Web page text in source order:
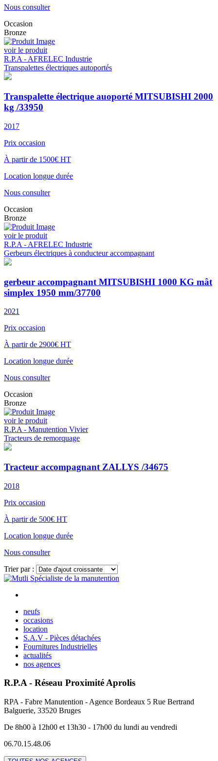
Nous consulter
Occasion
Bronze
voir le produit
R.P.A - AFRELEC Industrie
Transpalettes électriques autoportés
Transpalette électrique auoporté MITSUBISHI 2000
kg /33950
2017
Prix occasion
À partir de 1500€ HT
Location longue durée
Nous consulter
Occasion
Bronze
voir le produit
R.P.A - AFRELEC Industrie
Gerbeurs électriques à conducteur accompagnant
gerbeur accompagnant MITSUBISHI 1000 KG mât
simplex 1950 mm/37700
2021
Prix occasion
À partir de 2900€ HT
Location longue durée
Nous consulter
Occasion
Bronze
voir le produit
R.P.A - Manutention Vivier
Tracteurs de remorquage
Tracteur accompagnant ZALLYS /34675
2018
Prix occasion
À partir de 500€ HT
Location longue durée
Nous consulter
Trier par :
neufs
occasions
location
S.A.V - Pièces détachées
Fournitures Industrielles
actualités
nos agences
R.P.A - Réseau Proximité Aprolis
RPA - Fabre Manutention - Agence Bordeaux 5 Rue Bertrand
Balguerie, 33520 Bruges
De 8h00 à 12h00 et 13h30 - 17h00 du lundi au vendredi
06.70.15.48.06